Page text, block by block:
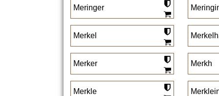
Meringer
Merkel
Merker Merkh
Merkle